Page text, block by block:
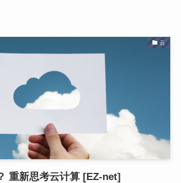
云
重新思考云计算 [EZ-net]